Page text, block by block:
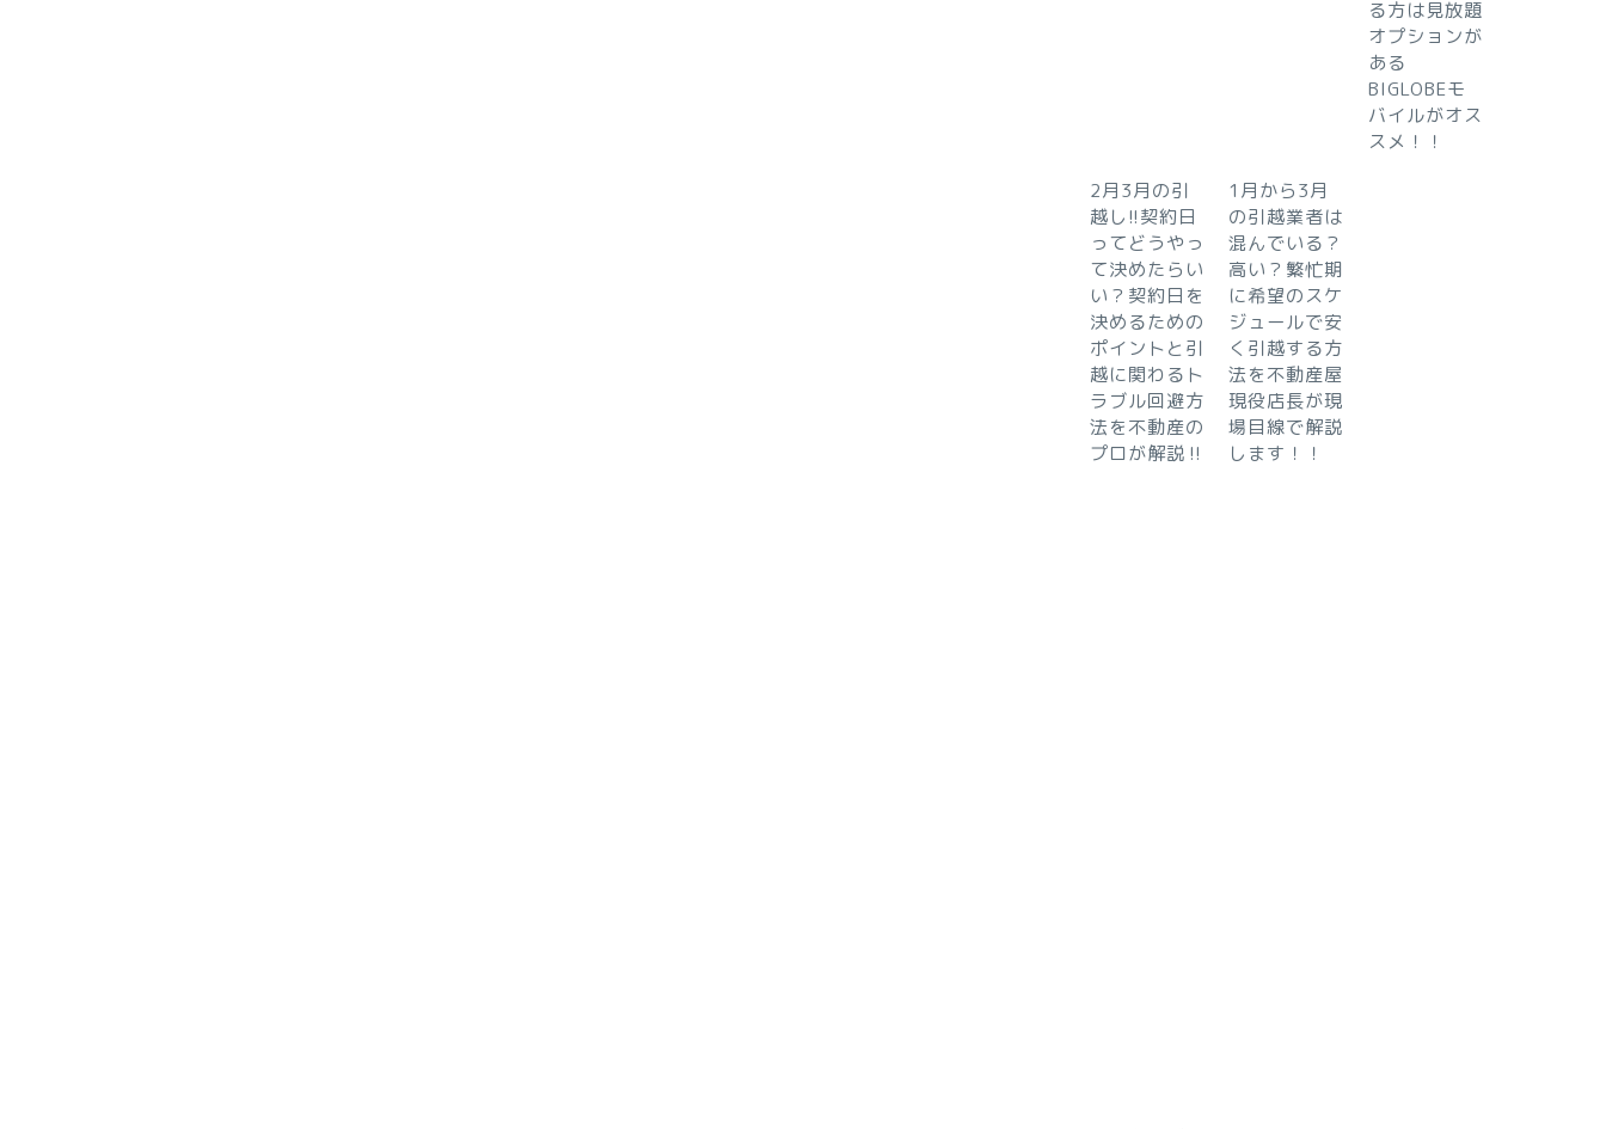
る方は見放題
オプションが
ある
BIGLOBEモ
バイルがオス
スメ！！
2月3月の引
越し!!契約日
ってどうやっ
て決めたらい
い？契約日を
決めるための
ポイントと引
越に関わるト
ラブル回避方
法を不動産の
プロが解説‼︎
1月から3月
の引越業者は
混んでいる？
高い？繁忙期
に希望のスケ
ジュールで安
く引越する方
法を不動産屋
現役店長が現
場目線で解説
します！！